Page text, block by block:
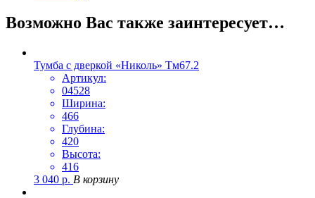
Возможно Вас также заинтересует…
Тумба с дверкой «Николь» Тм67.2
Артикул:
04528
Ширина:
466
Глубина:
420
Высота:
416
3 040 р. В корзину